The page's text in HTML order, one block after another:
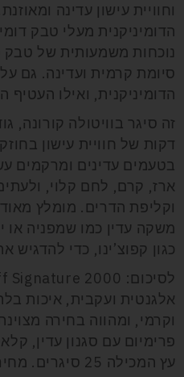
וחוויית עישון עדינה
הדומיניקנית מעלי טבק
נוכחות משמעותית של טבק
סיומת קרמית ועדינה. גם
הדומיניקנית, ואילו העטיף
דקות של חוויית עישון
בטעמים עדינים ומרקמים
ארז, קרם, לחם קלוי,
וקליפת הדרים. מומלץ
משקה עדין כמו שמפניה או
כגון קפוצ’ינו, כדי להדגיש
אלגנטית ועקבית, איכות
וקרמי, ומהווה בחירה
פרימיום עם סגנון עדין,
עץ המכילה 25 סיגרים. מחיר סיגר בודד: 148 שקל.